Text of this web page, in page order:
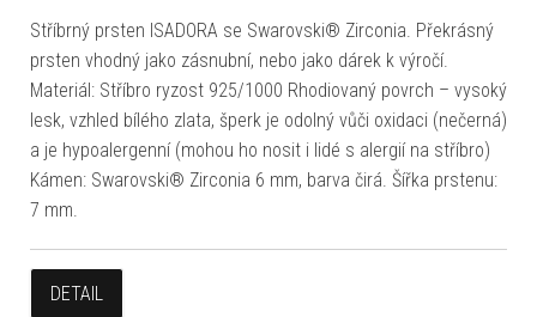
Stříbrný prsten ISADORA se Swarovski® Zirconia. Překrásný
prsten vhodný jako zásnubní, nebo jako dárek k výročí.
Materiál: Stříbro ryzost 925/1000 Rhodiovaný povrch – vysoký
lesk, vzhled bílého zlata, šperk je odolný vůči oxidaci (nečerná)
a je hypoalergenní (mohou ho nosit i lidé s alergií na stříbro)
Kámen: Swarovski® Zirconia 6 mm, barva čirá. Šířka prstenu:
7 mm.
DETAIL